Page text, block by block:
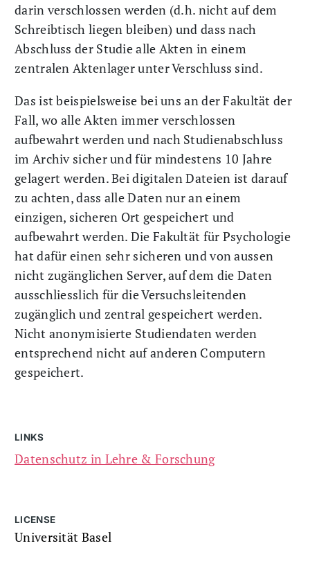
darin verschlossen werden (d.h. nicht auf dem
Schreibtisch liegen bleiben) und dass nach
Abschluss der Studie alle Akten in einem
zentralen Aktenlager unter Verschluss sind.
Das ist beispielsweise bei uns an der Fakultät der
Fall, wo alle Akten immer verschlossen
aufbewahrt werden und nach Studienabschluss
im Archiv sicher und für mindestens 10 Jahre
gelagert werden. Bei digitalen Dateien ist darauf
zu achten, dass alle Daten nur an einem
einzigen, sicheren Ort gespeichert und
aufbewahrt werden. Die Fakultät für Psychologie
hat dafür einen sehr sicheren und von aussen
nicht zugänglichen Server, auf dem die Daten
ausschliesslich für die Versuchsleitenden
zugänglich und zentral gespeichert werden.
Nicht anonymisierte Studiendaten werden
entsprechend nicht auf anderen Computern
gespeichert.
LINKS
Datenschutz in Lehre & Forschung
LICENSE
Universität Basel